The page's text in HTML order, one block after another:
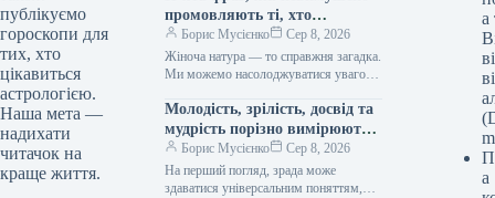
публікуємо
гороскопи для
тих, хто
цікавиться
астрологією.
Наша мета —
надихати
читачок на
краще життя.
промовляють ті, хто
закохується мовчки, як шепіт
зірок
Борис Мусієнко
Сер 8, 2026
Жіноча натура — то справжня загадка.
Ми можемо насолоджуватися увагою
проводити час у їхній компанії, й…
Молодість, зрілість, досвід та
мудрість порізно вимірюють
вірність у серцях.
Борис Мусієнко
Сер 8, 2026
На перший погляд, зрада може
здаватися універсальним поняттям,
а
а